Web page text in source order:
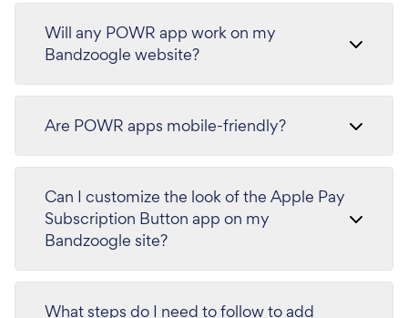
Will any POWR app work on my
Bandzoogle website?
Are POWR apps mobile-friendly?
Can I customize the look of the Apple Pay
Subscription Button app on my
Bandzoogle site?
What steps do I need to follow to add